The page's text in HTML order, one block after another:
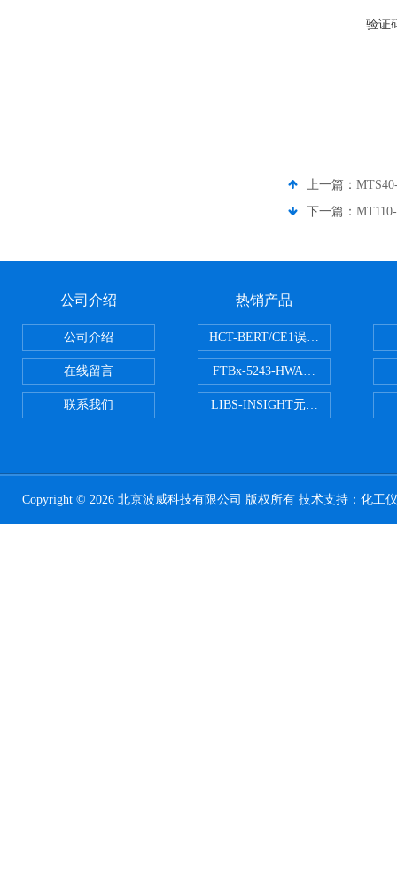
验证
上一篇：
下一篇：
公司介绍
公司介绍
在线留言
联系我们
热销产品
HCT-BERT/CE1误码测试仪
FTBx-5243-HWA光谱分析仪
LIBS-INSIGHT元素光谱分析仪
Copyright © 2026 北京波威科技有限公司 版权所有 技术支持： 化工